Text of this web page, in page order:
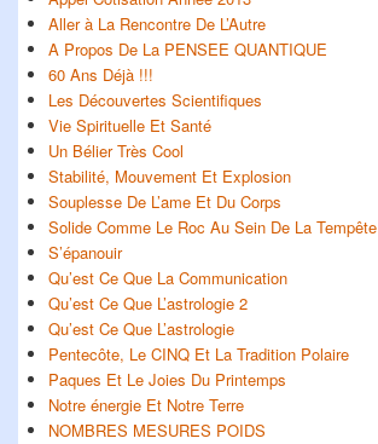
Aller à La Rencontre De L’Autre
A Propos De La PENSEE QUANTIQUE
60 Ans Déjà !!!
Les Découvertes Scientifiques
Vie Spirituelle Et Santé
Un Bélier Très Cool
Stabilité, Mouvement Et Explosion
Souplesse De L’ame Et Du Corps
Solide Comme Le Roc Au Sein De La Tempête
S’épanouir
Qu’est Ce Que La Communication
Qu’est Ce Que L’astrologie 2
Qu’est Ce Que L’astrologie
Pentecôte, Le CINQ Et La Tradition Polaire
Paques Et Le Joies Du Printemps
Notre énergie Et Notre Terre
NOMBRES MESURES POIDS